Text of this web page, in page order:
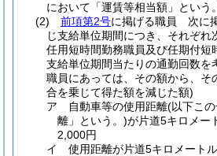
において「運賃等相当額」という
(2)
前項第2号に掲げる職員 次に
じ支給単位期間につき、それぞれ
任用短時間勤務職員及び任期付短
支給単位期間当たりの通勤回数を
職員にあっては、その額から、そ
合を乗じて得た額を減じた額)
ア
自動車等の使用距離(以下こ
離」という。)が片道5キロメー
2,000円
イ
使用距離が片道5キロメート